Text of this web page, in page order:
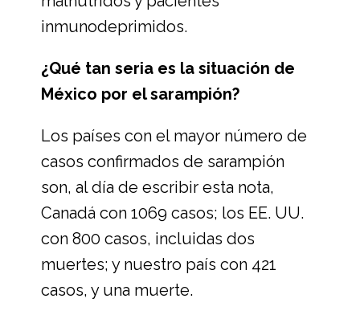
inmunodeprimidos.
¿Qué tan seria es la situación de
México por el sarampión?
Los países con el mayor número de
casos confirmados de sarampión
son, al día de escribir esta nota,
Canadá con 1069 casos; los EE. UU.
con 800 casos, incluidas dos
muertes; y nuestro país con 421
casos, y una muerte.